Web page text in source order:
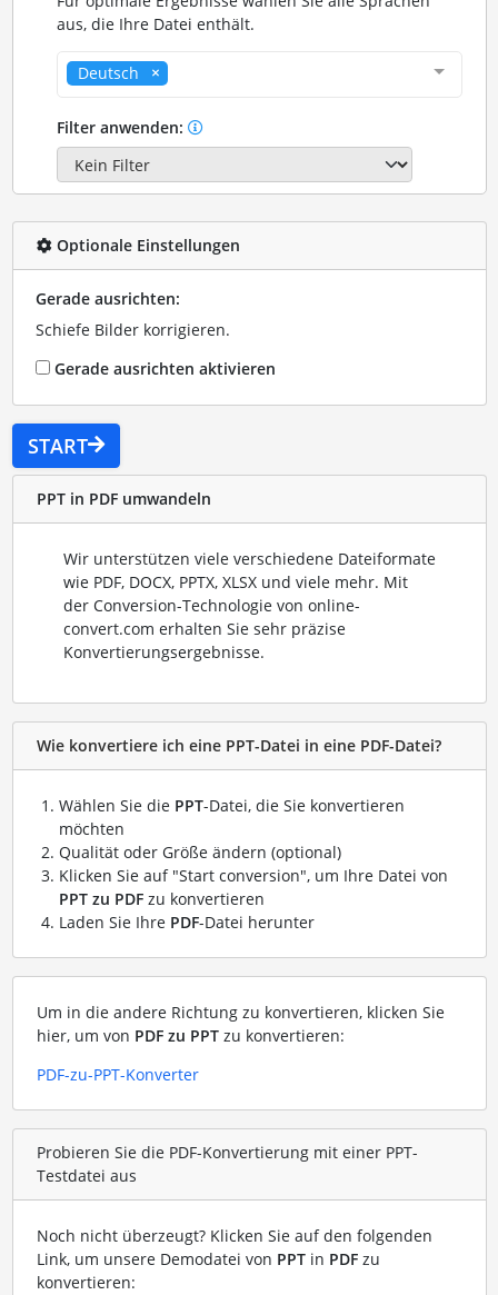
aus, die Ihre Datei enthält.
Deutsch
Filter anwenden:
Optionale Einstellungen
Gerade ausrichten:
Schiefe Bilder korrigieren.
Gerade ausrichten aktivieren
START
PPT in PDF umwandeln
Wir unterstützen viele verschiedene Dateiformate
wie PDF, DOCX, PPTX, XLSX und viele mehr. Mit
der Conversion-Technologie von online-
convert.com erhalten Sie sehr präzise
Konvertierungsergebnisse.
Wie konvertiere ich eine PPT-Datei in eine PDF-Datei?
Wählen Sie die PPT-Datei, die Sie konvertieren
möchten
Qualität oder Größe ändern (optional)
Klicken Sie auf "Start conversion", um Ihre Datei von
PPT zu PDFzu konvertieren
Laden Sie Ihre PDF-Datei herunter
Um in die andere Richtung zu konvertieren, klicken Sie
hier, um von PDF zu PPTzu konvertieren:
PDF-zu-PPT-Konverter
Probieren Sie die PDF-Konvertierung mit einer PPT-
Testdatei aus
Noch nicht überzeugt? Klicken Sie auf den folgenden
Link, um unsere Demodatei von PPTin PDFzu
konvertieren: